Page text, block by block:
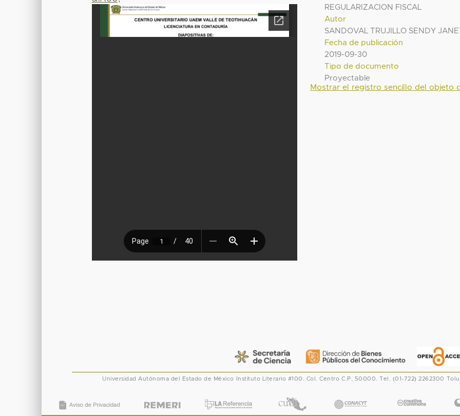
REGULARIZACION FISCAL
Autor
SANDOVAL TRUJILLO SENDY
Fecha de publicación
2019-09-30
Tipo de documento
Proyectable
Mostrar el registro sencillo del objeto
Universidad Autónoma del Estado de México Instituto Literario #100. Col. Centro C.P. 50000. Tel. (01-722) 2262300